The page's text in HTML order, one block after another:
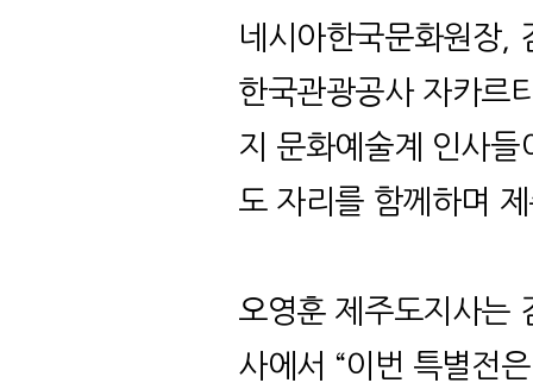
네시아한국문화원장,
한국관광공사 자카르
지 문화예술계 인사들
도 자리를 함께하며
오영훈 제주도지사는
사에서 “이번 특별전